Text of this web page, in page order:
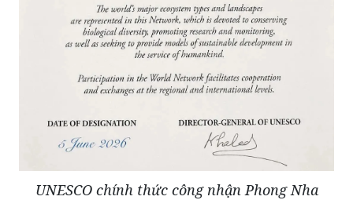
UNESCO chính thức công nhận Phong Nha